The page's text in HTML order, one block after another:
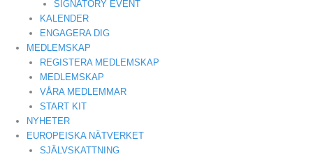
SIGNATORY EVENT
KALENDER
ENGAGERA DIG
MEDLEMSKAP
REGISTERA MEDLEMSKAP
MEDLEMSKAP
VÅRA MEDLEMMAR
START KIT
NYHETER
EUROPEISKA NÄTVERKET
SJÄLVSKATTNING